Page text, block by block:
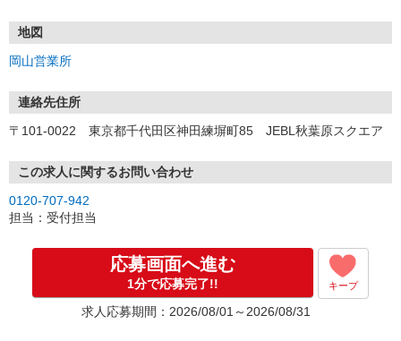
地図
岡山営業所
連絡先住所
〒101-0022 東京都千代田区神田練塀町85 JEBL秋葉原スクエア
この求人に関するお問い合わせ
0120-707-942
担当：受付担当
応募画面へ進む
1分で応募完了!! キープ
求人応募期間：2026/08/01～2026/08/31